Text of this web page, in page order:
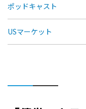
ポッドキャスト
USマーケット